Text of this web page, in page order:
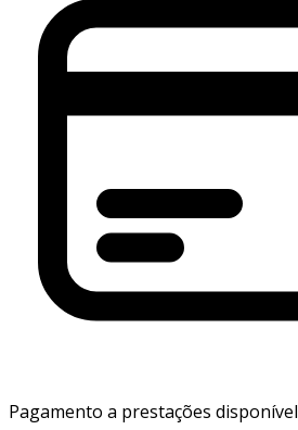
Pagamento a prestações disponível